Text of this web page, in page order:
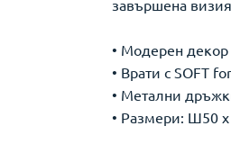
завършена
• Модерен
• Врати с SOFT
• Метални
• Размери: Ш50